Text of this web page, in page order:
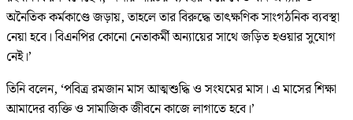
অনৈতিক কর্মকাণ্ডে জড়ায়, তাহলে তার বিরুদ্ধে তাৎক্ষণিক সাংগঠনিক ব্যবস্থা
নেয়া হবে। বিএনপির কোনো নেতাকর্মী অন্যায়ের সাথে জড়িত হওয়ার সুযোগ
নেই।’
তিনি বলেন, ‘পবিত্র রমজান মাস আত্মশুদ্ধি ও সংযমের মাস। এ মাসের শিক্ষা
আমাদের ব্যক্তি ও সামাজিক জীবনে কাজে লাগাতে হবে।’